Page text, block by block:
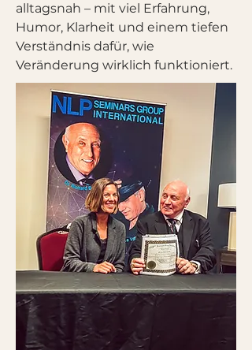
alltagsnah – mit viel Erfahrung,
Humor, Klarheit und einem tiefen
Verständnis dafür, wie
Veränderung wirklich funktioniert.